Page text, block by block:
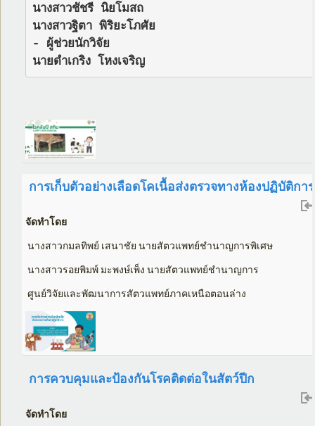
นางสาวชัชรี นิยโมสถ
นางสาวฐิตา พิริยะโภศัย
- ผู้ช่วยนักวิจัย
นายดำเกริง โหงเจริญ
การเก็บตัวอย่างเลือดโคเนื้อส่งตรวจทางห้องปฏิบัติการ
จัดทำโดย
นางสาวกมลทิพย์ เสนาชัย นายสัตวแพทย์ชำนาญการพิเศษ
นางสาวรอยพิมพ์ มะพงษ์เพ็ง นายสัตวแพทย์ชำนาญการ
ศูนย์วิจัยและพัฒนาการสัตวแพทย์ภาคเหนือตอนล่าง
การควบคุมและป้องกันโรคติดต่อในสัตว์ปีก
จัดทำโดย